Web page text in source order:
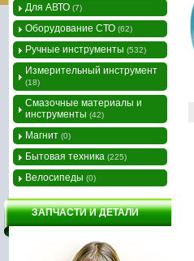
Для АВТО (7)
Оборудование СТО (62)
Ручные инструменты (532)
Измерительный инструмент
(18)
Смазочные материалы и
инструменты (42)
Магнит (0)
Бытовая техника (225)
Велосипеды (0)
ЗАПЧАСТИ И ДЕТАЛИ